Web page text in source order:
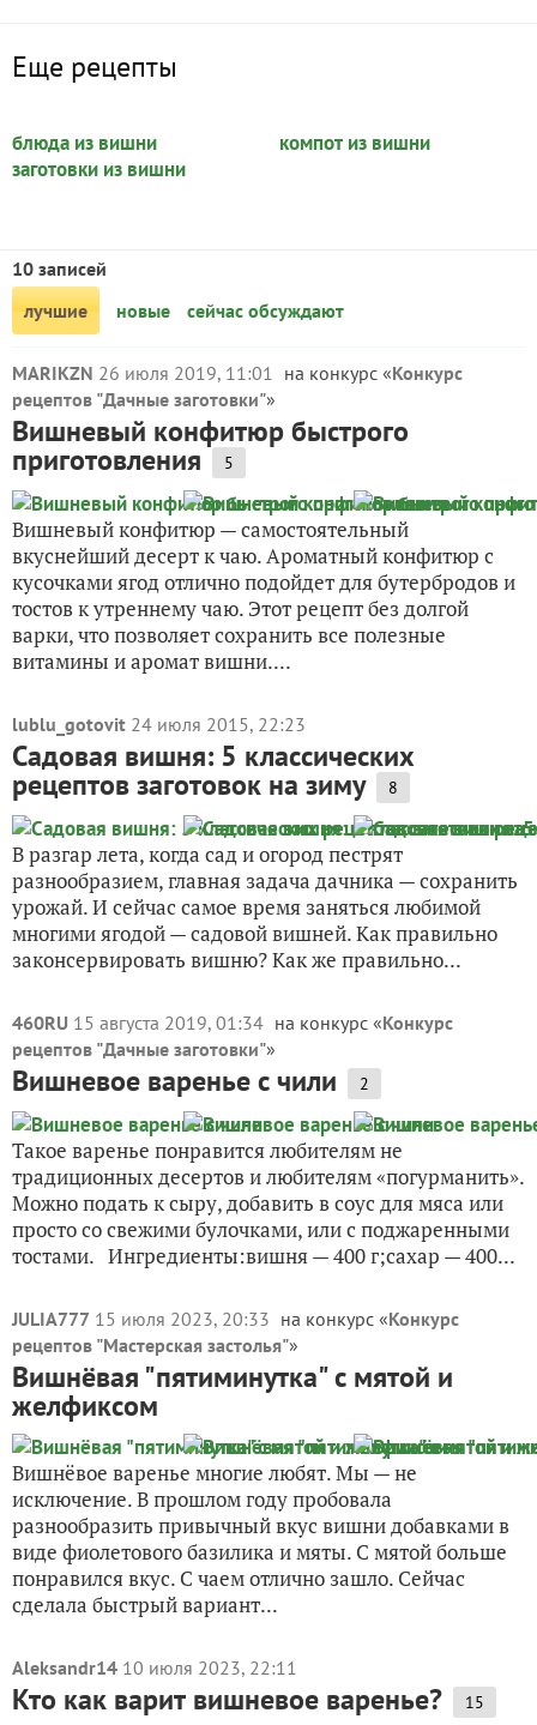
Еще рецепты
блюда из вишни
заготовки из вишни
компот из вишни
10 записей
лучшие
новые сейчас обсуждают
MARIKZN 26 июля 2019, 11:01 на конкурс «Конкурс
рецептов "Дачные заготовки"»
Вишневый конфитюр быстрого
приготовления 5
Вишневый конфитюр — самостоятельный
вкуснейший десерт к чаю. Ароматный конфитюр с
кусочками ягод отлично подойдет для бутербродов и
тостов к утреннему чаю. Этот рецепт без долгой
варки, что позволяет сохранить все полезные
витамины и аромат вишни....
lublu_gotovit 24 июля 2015, 22:23
Садовая вишня: 5 классических
рецептов заготовок на зиму 8
В разгар лета, когда сад и огород пестрят
разнообразием, главная задача дачника — сохранить
урожай. И сейчас самое время заняться любимой
многими ягодой — садовой вишней. Как правильно
законсервировать вишню? Как же правильно...
460RU 15 августа 2019, 01:34 на конкурс «Конкурс
рецептов "Дачные заготовки"»
Вишневое варенье с чили 2
Такое варенье понравится любителям не
традиционных десертов и любителям «погурманить».
Можно подать к сыру, добавить в соус для мяса или
просто со свежими булочками, или с поджаренными
тостами. Ингредиенты:вишня — 400 г;сахар — 400...
JULIA777 15 июля 2023, 20:33 на конкурс «Конкурс
рецептов "Мастерская застолья"»
Вишнёвая "пятиминутка" с мятой и
желфиксом
Вишнёвое варенье многие любят. Мы — не
исключение. В прошлом году пробовала
разнообразить привычный вкус вишни добавками в
виде фиолетового базилика и мяты. С мятой больше
понравился вкус. С чаем отлично зашло. Сейчас
сделала быстрый вариант...
Aleksandr14 10 июля 2023, 22:11
Кто как варит вишневое варенье? 15